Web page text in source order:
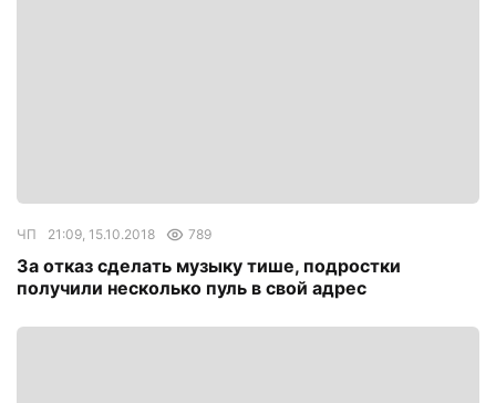
ЧП 21:09, 15.10.2018 789
За отказ сделать музыку тише, подростки
получили несколько пуль в свой адрес